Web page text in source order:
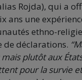
Rojda), qui a
ans une
ethno-
déclarations.
plutôt aux
pour la survie